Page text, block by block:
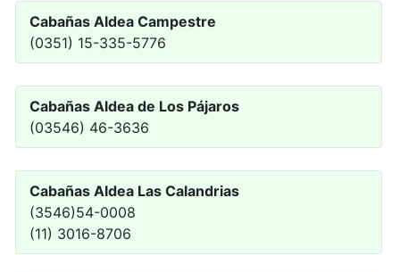
Cabañas Aldea Campestre
(0351) 15-335-5776
Cabañas Aldea de Los Pájaros
(03546) 46-3636
Cabañas Aldea Las Calandrias
(3546)54-0008
(11) 3016-8706